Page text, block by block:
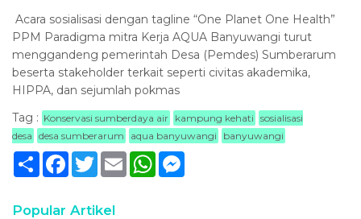
Acara sosialisasi dengan tagline “One Planet One Health”
PPM Paradigma mitra Kerja AQUA Banyuwangi turut
menggandeng pemerintah Desa (Pemdes) Sumberarum
beserta stakeholder terkait seperti civitas akademika,
HIPPA, dan sejumlah pokmas
Tag : Konservasi sumberdaya air kampung kehati sosialisasi
desa desa sumberarum aqua banyuwangi banyuwangi
SambungFacebook
TwitterEmail WhatsApp
Popular Artikel